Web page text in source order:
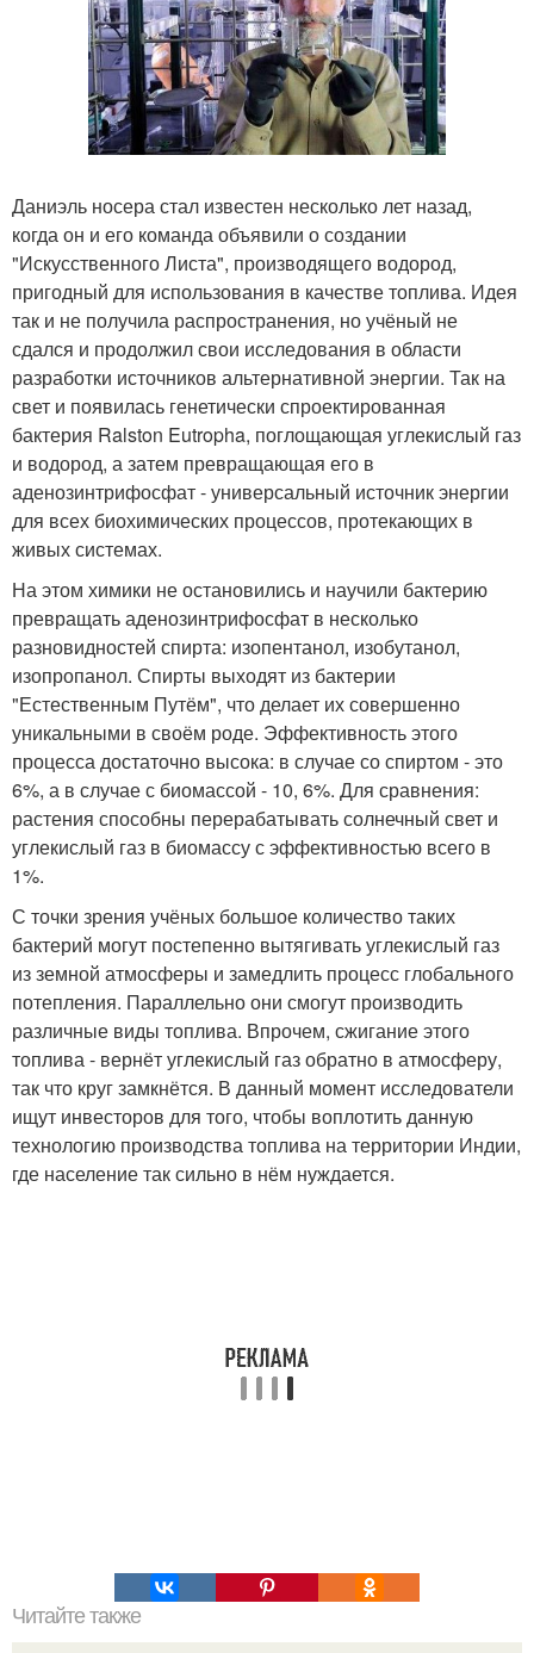
Даниэль носера стал известен несколько лет назад,
когда он и его команда объявили о создании
"Искусственного Листа", производящего водород,
пригодный для использования в качестве топлива. Идея
так и не получила распространения, но учёный не
сдался и продолжил свои исследования в области
разработки источников альтернативной энергии. Так на
свет и появилась генетически спроектированная
бактерия Ralston Eutropha, поглощающая углекислый газ
и водород, а затем превращающая его в
аденозинтрифосфат - универсальный источник энергии
для всех биохимических процессов, протекающих в
живых системах.
На этом химики не остановились и научили бактерию
превращать аденозинтрифосфат в несколько
разновидностей спирта: изопентанол, изобутанол,
изопропанол. Спирты выходят из бактерии
"Естественным Путём", что делает их совершенно
уникальными в своём роде. Эффективность этого
процесса достаточно высока: в случае со спиртом - это
6%, а в случае с биомассой - 10, 6%. Для сравнения:
растения способны перерабатывать солнечный свет и
углекислый газ в биомассу с эффективностью всего в
1%.
С точки зрения учёных большое количество таких
бактерий могут постепенно вытягивать углекислый газ
из земной атмосферы и замедлить процесс глобального
потепления. Параллельно они смогут производить
различные виды топлива. Впрочем, сжигание этого
топлива - вернёт углекислый газ обратно в атмосферу,
так что круг замкнётся. В данный момент исследователи
ищут инвесторов для того, чтобы воплотить данную
технологию производства топлива на территории Индии,
где население так сильно в нём нуждается.
Читайте также